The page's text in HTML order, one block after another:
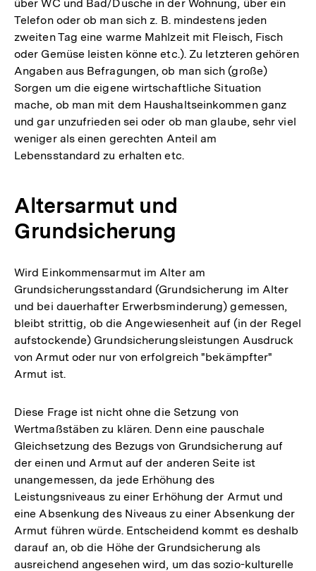
über WC und Bad/Dusche in der Wohnung, über ein
Telefon oder ob man sich z. B. mindestens jeden
zweiten Tag eine warme Mahlzeit mit Fleisch, Fisch
oder Gemüse leisten könne etc.). Zu letzteren gehören
Angaben aus Befragungen, ob man sich (große)
Sorgen um die eigene wirtschaftliche Situation
mache, ob man mit dem Haushaltseinkommen ganz
und gar unzufrieden sei oder ob man glaube, sehr viel
weniger als einen gerechten Anteil am
Lebensstandard zu erhalten etc.
Altersarmut und
Grundsicherung
Wird Einkommensarmut im Alter am
Grundsicherungsstandard (Grundsicherung im Alter
und bei dauerhafter Erwerbsminderung) gemessen,
bleibt strittig, ob die Angewiesenheit auf (in der Regel
aufstockende) Grundsicherungsleistungen Ausdruck
von Armut oder nur von erfolgreich "bekämpfter"
Armut ist.
Diese Frage ist nicht ohne die Setzung von
Wertmaßstäben zu klären. Denn eine pauschale
Gleichsetzung des Bezugs von Grundsicherung auf
der einen und Armut auf der anderen Seite ist
unangemessen, da jede Erhöhung des
Leistungsniveaus zu einer Erhöhung der Armut und
eine Absenkung des Niveaus zu einer Absenkung der
Armut führen würde. Entscheidend kommt es deshalb
darauf an, ob die Höhe der Grundsicherung als
ausreichend angesehen wird, um das sozio-kulturelle